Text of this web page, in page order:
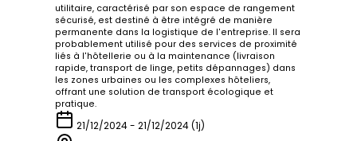
utilitaire, caractérisé par son espace de rangement
sécurisé, est destiné à être intégré de manière
permanente dans la logistique de l'entreprise. Il sera
probablement utilisé pour des services de proximité
liés à l'hôtellerie ou à la maintenance (livraison
rapide, transport de linge, petits dépannages) dans
les zones urbaines ou les complexes hôteliers,
offrant une solution de transport écologique et
pratique.
21/12/2024 - 21/12/2024 (1j)